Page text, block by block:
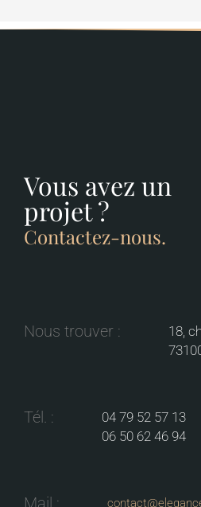
Vous avez un
projet ?
Contactez-nous.
Nous trouver :
18,
Tél. :
04 79 52 57 13
06 50 62 46 94
Mail :